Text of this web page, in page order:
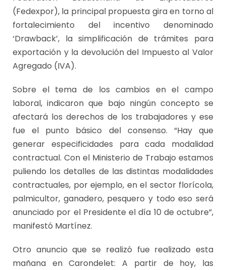
(Fedexpor), la principal propuesta gira en torno al
fortalecimiento del incentivo denominado
‘Drawback’, la simplificación de trámites para
exportación y la devolución del Impuesto al Valor
Agregado (IVA).
Sobre el tema de los cambios en el campo
laboral, indicaron que bajo ningún concepto se
afectará los derechos de los trabajadores y ese
fue el punto básico del consenso. “Hay que
generar especificidades para cada modalidad
contractual. Con el Ministerio de Trabajo estamos
puliendo los detalles de las distintas modalidades
contractuales, por ejemplo, en el sector florícola,
palmicultor, ganadero, pesquero y todo eso será
anunciado por el Presidente el día 10 de octubre”,
manifestó Martínez.
Otro anuncio que se realizó fue realizado esta
mañana en Carondelet: A partir de hoy, las